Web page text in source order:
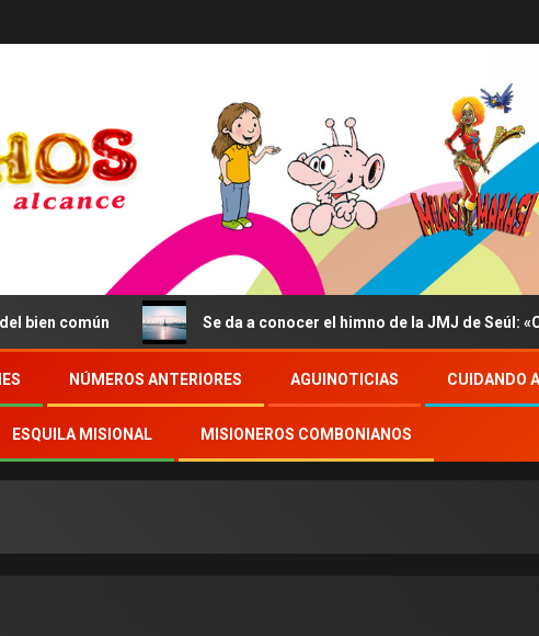
común Se da a conocer el himno de la JMJ de Seúl:
NÚMEROS ANTERIORES AGUINOTICIAS CUIDANDO
ESQUILA MISIONAL MISIONEROS COMBONIANOS